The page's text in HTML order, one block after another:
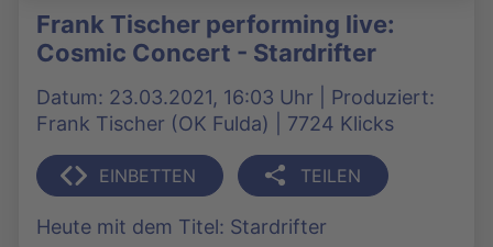
Frank Tischer performing live:
Cosmic Concert - Stardrifter
Datum: 23.03.2021, 16:03 Uhr | Produziert:
Frank Tischer (OK Fulda) | 7724 Klicks
EINBETTEN TEILEN
Heute mit dem Titel: Stardrifter